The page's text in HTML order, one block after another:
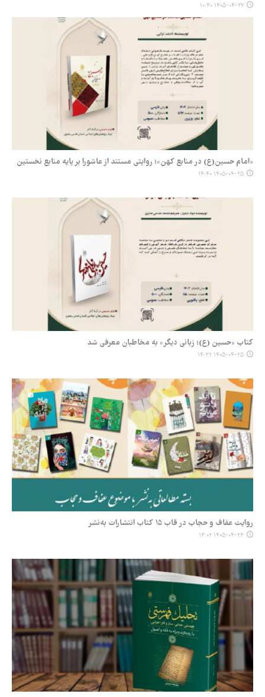
۱۴۰۵-۰۴-۲۷ ۱۰:۴۰
«امام حسین(ع) در منابع کهن»؛ روایتی مستند از عاشورا بر پایه منابع نخستین
۱۴۰۵-۰۴-۲۵ ۱۴:۴۰
کتاب «حسین (ع)؛ زبانی دیگر» به مخاطبان معرفی شد
۱۴۰۵-۰۴-۲۵ ۱۴:۳۲
روایت عفاف و حجاب در قاب ۱۵ کتاب انتشارات به‌نشر
۱۴۰۵-۰۴-۲۳ ۱۳:۰۲